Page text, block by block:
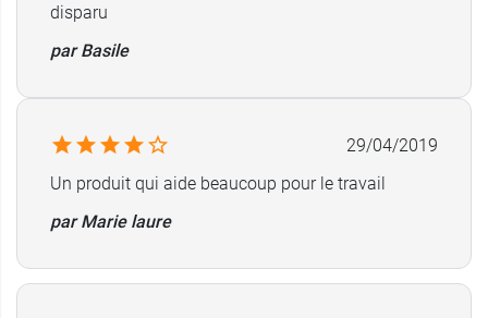
disparu
par Basile
29/04/2019
Un produit qui aide beaucoup pour le travail
par Marie laure